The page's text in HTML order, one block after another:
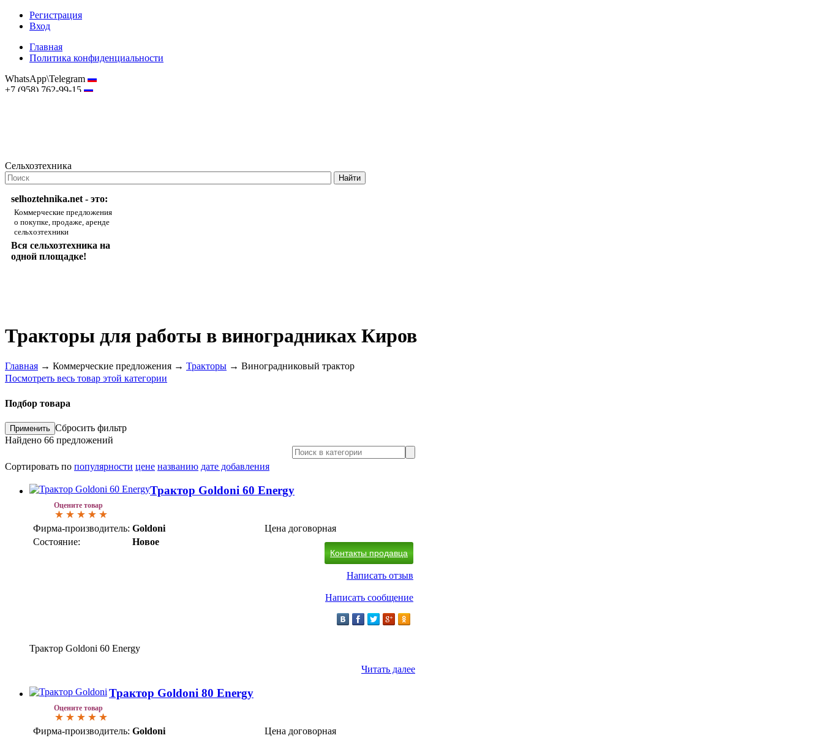
Регистрация
Вход
Главная
Политика конфиденциальности
WhatsApp\Telegram
+7 (958) 762-99-15
Сельхозтехника
selhoztehnika.net - это:
Коммерческие предложения
о покупке, продаже, аренде
сельхозтехники
Вся сельхозтехника на
одной площадке!
Тракторы для работы в виноградниках Киров
Главная → Коммерческие предложения → Тракторы → Виноградниковый трактор
Посмотреть весь товар этой категории
Подбор товара
Сбросить фильтр
Найдено 66 предложений
Сортировать по популярности цене названию дате добавления
Оцените товар
Трактор Goldoni 60 Energy
Фирма-производитель: Goldoni
Состояние:
Новое
Цена договорная
Контакты продавца
Написать отзыв
Написать сообщение
Трактор Goldoni 60 Energy
Читать далее
Оцените товар
Трактор Goldoni 80 Energy
Фирма-производитель: Goldoni
Цена договорная